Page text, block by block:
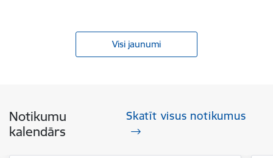
Visi jaunumi
Notikumu
kalendārs
Skatīt visus notikumus